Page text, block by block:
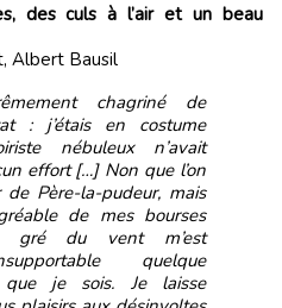
des culs à l’air et un beau
Albert Bausil
chagriné de
: j’étais en costume
nébuleux n’avait
effort […] Non que l’on
Père-la-pudeur, mais
de mes bourses
gré du vent m’est
quelque
que je sois. Je laisse